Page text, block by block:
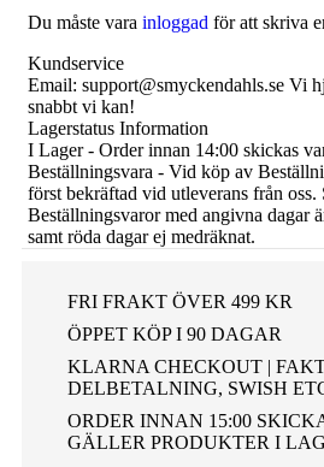
Du måste vara inloggad för att skriva
Kundservice
Email: support@smyckendahls.se Vi
snabbt vi kan!
Lagerstatus Information
I Lager - Order innan 14:00 skickas
Beställningsvara - Vid köp av
först bekräftad vid utleverans från
Beställningsvaror med angivna dagar
samt röda dagar ej medräknat.
FRI FRAKT ÖVER 499 KR
ÖPPET KÖP I 90 DAGAR
KLARNA CHECKOUT |
DELBETALNING, SWISH
ORDER INNAN 15:00
GÄLLER PRODUKTER I